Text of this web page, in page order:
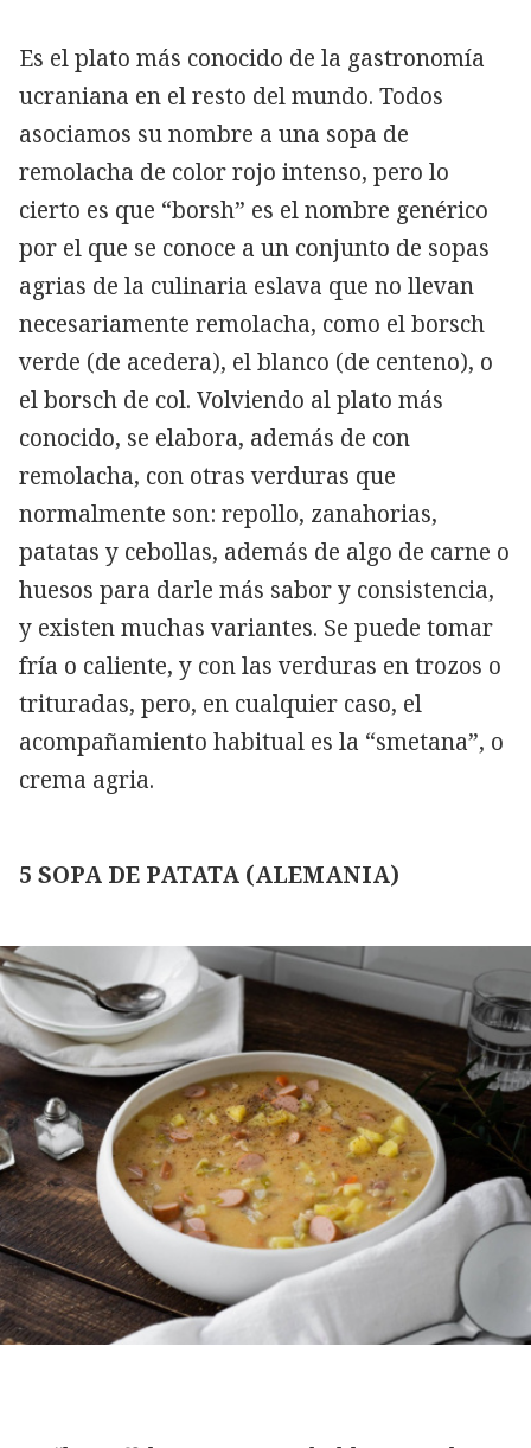
Es el plato más conocido de la gastronomía
ucraniana en el resto del mundo. Todos
asociamos su nombre a una sopa de
remolacha de color rojo intenso, pero lo
cierto es que “borsh” es el nombre genérico
por el que se conoce a un conjunto de sopas
agrias de la culinaria eslava que no llevan
necesariamente remolacha, como el borsch
verde (de acedera), el blanco (de centeno), o
el borsch de col. Volviendo al plato más
conocido, se elabora, además de con
remolacha, con otras verduras que
normalmente son: repollo, zanahorias,
patatas y cebollas, además de algo de carne o
huesos para darle más sabor y consistencia,
y existen muchas variantes. Se puede tomar
fría o caliente, y con las verduras en trozos o
trituradas, pero, en cualquier caso, el
acompañamiento habitual es la “smetana”, o
crema agria.
5 SOPA DE PATATA (ALEMANIA)